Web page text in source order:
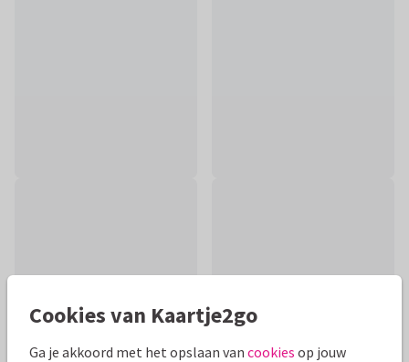
Cookies van Kaartje2go
Ga je akkoord met het opslaan van cookies op jouw